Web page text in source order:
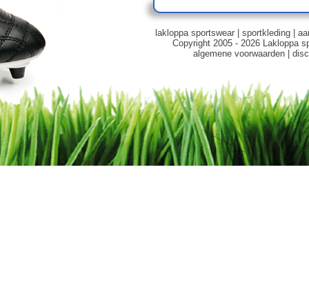
lakloppa sportswear| sportkleding|
Copyright 2005 - 2026 Lakloppa
algemene voorwaarden